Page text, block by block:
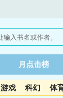
月点击榜
游戏 科幻 体